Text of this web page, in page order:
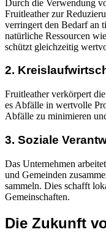
Durch die Verwendung
Fruitleather zur
verringert den Bedarf an
natürliche Ressourcen
schützt gleichzeitig
2.
Fruitleather verkörpert
es Abfälle in wertvolle
Abfälle zu minimieren
3. Soziale
Das Unternehmen
und Gemeinden
sammeln. Dies schafft
Gemeinschaften.
Die Zukunft